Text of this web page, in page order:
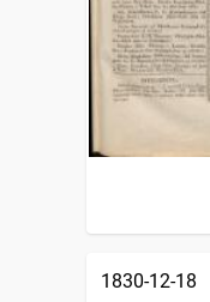
1830-12-18